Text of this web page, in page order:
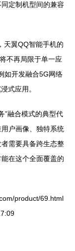
定制机型间的兼容
天翼QQ智能手机的
不再局限于单一应
如开发融合5G网络
式应用。
”融合模式的典型代
户画像、独特系统
需要具备跨生态整
在这个全面覆盖的
product/69.html